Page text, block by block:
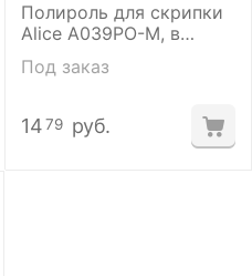
​Полироль для скрипки
Alice A039PO-M, в
комплекте
полировочная
Под заказ
1479 руб.